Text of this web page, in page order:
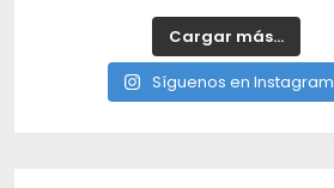
Cargar más...
Síguenos en Instagram